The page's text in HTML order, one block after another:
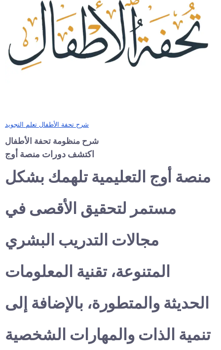
شرح تحفة الأطفال تعلم التجويد
شرح منظومة تحفة الأطفال
اكتشف دورات منصة أوج
منصة أوج التعليمية تلهمك بشكل
مستمر لتحقيق الأقصى في
مجالات التدريب البشري
المتنوعة، تقنية المعلومات
الحديثة والمتطورة، بالإضافة إلى
تنمية الذات والمهارات الشخصية